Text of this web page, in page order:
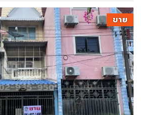
ขาย